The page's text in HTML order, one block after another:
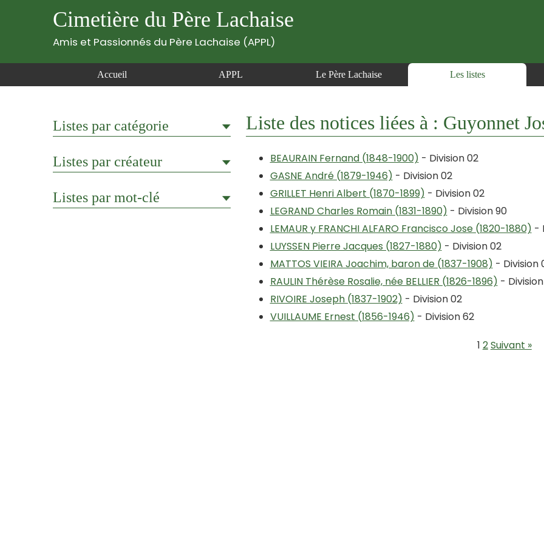
Cimetière du Père Lachaise
Amis et Passionnés du Père Lachaise (APPL)
Accueil APPL Le Père Lachaise Les listes
Listes par catégorie
Listes par créateur
Listes par mot-clé
Liste des notices liées à : Guyonnet
BEAURAIN Fernand (1848-1900) - Division 02
GASNE André (1879-1946) - Division 02
GRILLET Henri Albert (1870-1899) - Division 02
LEGRAND Charles Romain (1831-1890) - Division 90
LEMAUR y FRANCHI ALFARO Francisco Jose (1820-1880) -
LUYSSEN Pierre Jacques (1827-1880) - Division 02
MATTOS VIEIRA Joachim, baron de (1837-1908) - Division
RAULIN Thérèse Rosalie, née BELLIER (1826-1896) -
RIVOIRE Joseph (1837-1902) - Division 02
VUILLAUME Ernest (1856-1946) - Division 62
1 2Suivant »